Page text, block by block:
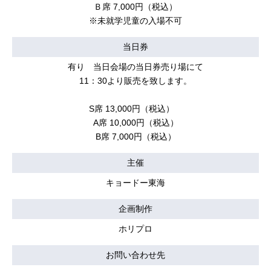
Ｂ席 7,000円（税込）
※未就学児童の入場不可
当日券
有り 当日会場の当日券売り場にて
11：30より販売を致します。
S席 13,000円（税込）
A席 10,000円（税込）
B席 7,000円（税込）
主催
キョードー東海
企画制作
ホリプロ
お問い合わせ先